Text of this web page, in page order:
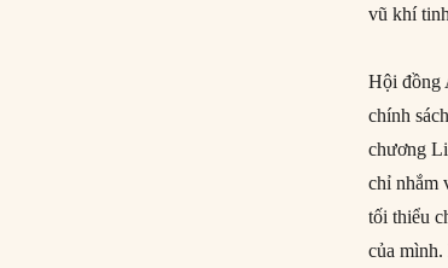
vũ khí
Hội đồng
chính
chương
chỉ nhắm
tối thiểu
của